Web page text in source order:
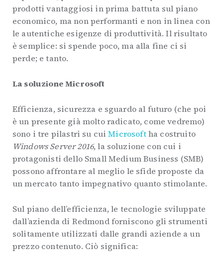
prodotti vantaggiosi in prima battuta sul piano
economico, ma non performanti e non in linea con
le autentiche esigenze di produttività. Il risultato
è semplice: si spende poco, ma alla fine ci si
perde; e tanto.
La soluzione Microsoft
Efficienza, sicurezza e sguardo al futuro (che poi
è un presente già molto radicato, come vedremo)
sono i tre pilastri su cuiMicrosoftha costruito
Windows Server 2016, la soluzione con cui i
protagonisti dello Small Medium Business (SMB)
possono affrontare al meglio le sfide proposte da
un mercato tanto impegnativo quanto stimolante.
Sul piano dell’efficienza, le tecnologie sviluppate
dall’azienda di Redmond forniscono gli strumenti
solitamente utilizzati dalle grandi aziende a un
prezzo contenuto. Ciò significa: